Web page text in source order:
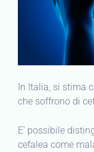
In Italia, si stima
che soffrono di
E’ possibile
cefalea come